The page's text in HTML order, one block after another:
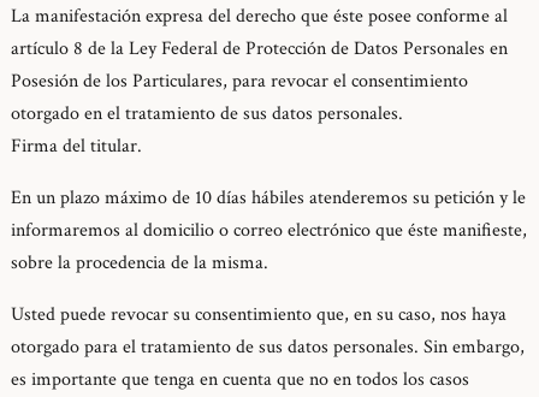
La manifestación expresa del derecho que éste posee conforme al
artículo 8 de la Ley Federal de Protección de Datos Personales en
Posesión de los Particulares, para revocar el consentimiento
otorgado en el tratamiento de sus datos personales.
Firma del titular.
En un plazo máximo de 10 días hábiles atenderemos su petición y le
informaremos al domicilio o correo electrónico que éste manifieste,
sobre la procedencia de la misma.
Usted puede revocar su consentimiento que, en su caso, nos haya
otorgado para el tratamiento de sus datos personales. Sin embargo,
es importante que tenga en cuenta que no en todos los casos